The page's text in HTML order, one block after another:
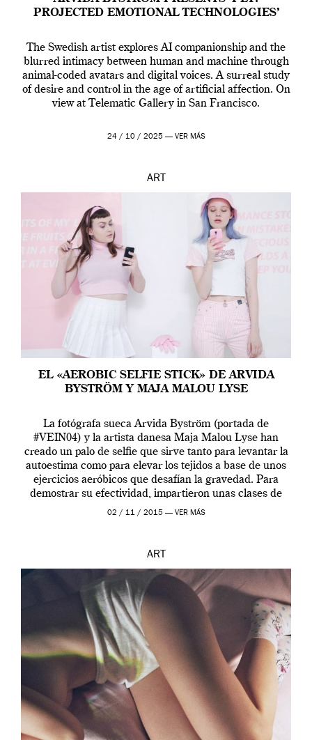
PROJECTED EMOTIONAL TECHNOLOGIES’
The Swedish artist explores AI companionship and the
blurred intimacy between human and machine through
animal-coded avatars and digital voices. A surreal study
of desire and control in the age of artificial affection. On
view at Telematic Gallery in San Francisco.
24 / 10 / 2025 — VER MÁS
ART
EL «AEROBIC SELFIE STICK» DE ARVIDA
BYSTRÖM Y MAJA MALOU LYSE
La fotógrafa sueca Arvida Byström (portada de
#VEIN04) y la artista danesa Maja Malou Lyse han
creado un palo de selfie que sirve tanto para levantar la
autoestima como para elevar los tejidos a base de unos
ejercicios aeróbicos que desafían la gravedad. Para
demostrar su efectividad, impartieron unas clases de
prueba en el Tate […]
02 / 11 / 2015 — VER MÁS
ART